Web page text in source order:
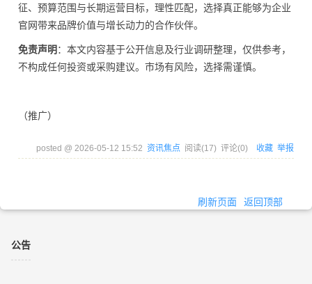
征、预算范围与长期运营目标，理性匹配，选择真正能够为企业
官网带来品牌价值与增长动力的合作伙伴。
免责声明 ：本文内容基于公开信息及行业调研整理，仅供参考，
不构成任何投资或采购建议。市场有风险，选择需谨慎。
（推广）
posted @ 2026-05-12 15:52 资讯焦点 阅读(17) 评论(0) 收藏 举报
刷新页面 返回顶部
公告